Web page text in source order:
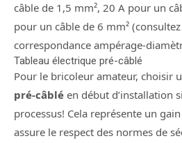
câble de 1,5 mm², 20 A pour un
pour un câble de 6 mm²
correspondance ampérage-
Tableau électrique pré-câblé
Pour le bricoleur amateur, choisir
pré-câblé en début d’installation
processus! Cela représente un
assure le respect des normes de